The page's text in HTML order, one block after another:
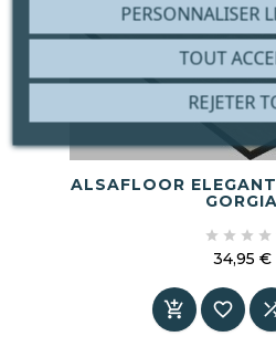
ALSAFLOOR
   
34,95 €
 
PERSONNALISER
REJETER
TOUT